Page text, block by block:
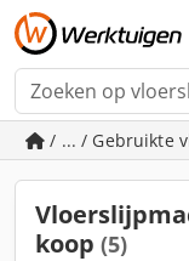
/ ... / Gebruikte
koop (5)